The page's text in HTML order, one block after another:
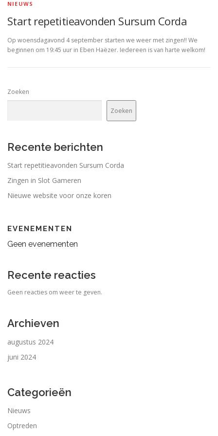
NIEUWS
Start repetitieavonden Sursum Corda
Op woensdagavond 4 september starten we weer met zingen!! We
beginnen om 19:45 uur in Eben Haëzer. Iedereen is van harte welkom!
Zoeken
Zoeken
Recente berichten
Start repetitieavonden Sursum Corda
Zingen in Slot Gameren
Nieuwe website voor onze koren
EVENEMENTEN
Geen evenementen
Recente reacties
Geen reacties om weer te geven.
Archieven
augustus 2024
juni 2024
Categorieën
Nieuws
Optreden